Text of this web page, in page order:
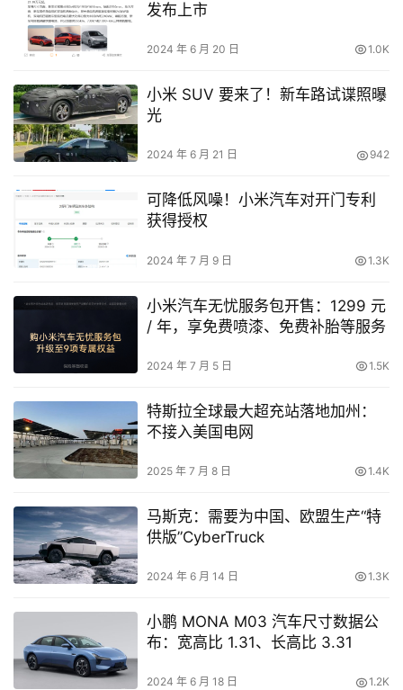
发布上市
2024 年 6 月 20 日 1.0K
小米 SUV 要来了！新车路试谍照曝
光
2024 年 6 月 21 日 942
可降低风噪！小米汽车对开门专利
获得授权
2024 年 7 月 9 日 1.3K
小米汽车无忧服务包开售：1299 元
/ 年，享免费喷漆、免费补胎等服务
2024 年 7 月 5 日 1.5K
特斯拉全球最大超充站落地加州：
不接入美国电网
2025 年 7 月 8 日 1.4K
马斯克：需要为中国、欧盟生产“特
供版”CyberTruck
2024 年 6 月 14 日 1.3K
小鹏 MONA M03 汽车尺寸数据公
布：宽高比 1.31、长高比 3.31
2024 年 6 月 18 日 1.2K